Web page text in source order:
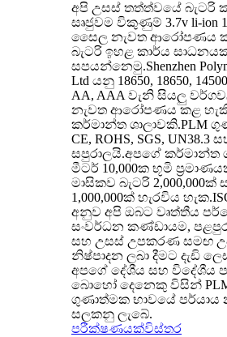
අපි උසස් තත්ත්වයේ බැටරි
සෘජුවම විකුණුම් 3.7v li-ion
සෛල නැවත ආරෝපණය
බැටරි ඉහළ කාර්ය
සපයන්නෙමු.Shenzhen
Ltd යනු 18650, 18650,
AA, AAA වැනි සියලු
නැවත ආරෝපණය කළ
කර්මාන්ත ශාලාවකි.PLM
CE, ROHS, SGS, UN38.3
සපුරාලයි.අපගේ කර්මාන්ත
මීටර් 10,000ක භූමි
මාසිකව බැටරි 2,000,000ක්
1,000,000ක් හැරවිය
අනුව අපි ඔබට වෘත්තීය
සංවර්ධන කණ්ඩායම,
සහ උසස් උපකරණ සමඟ
නිෂ්පාදන ලබා දීමට දැඩි
අපගේ දේශීය සහ විදේශීය
බොහෝ දෙනෙකු විසින්
ගුණාත්මක භාවයේ පර්යාය
සලකනු ලැබේ.
පරීක්ෂණයක්විස්තර